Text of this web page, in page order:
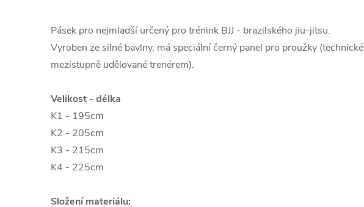
Pásek pro nejmladší určený pro trénink BJJ - brazilského jiu-jitsu.
Vyroben ze silné bavlny, má speciální černý panel pro proužky (technické
mezistupně udělované trenérem).
Velikost - délka
K1 - 195cm
K2 - 205cm
K3 - 215cm
K4 - 225cm
Složení materiálu: